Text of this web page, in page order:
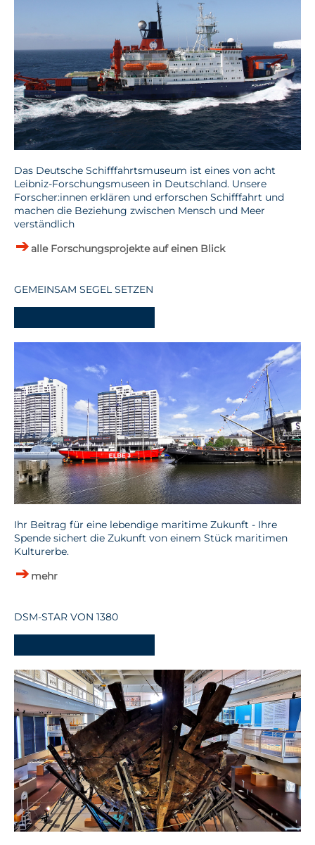
Das Deutsche Schifffahrtsmuseum ist eines von acht
Leibniz-Forschungsmuseen in Deutschland. Unsere
Forscher:innen erklären und erforschen Schifffahrt und
machen die Beziehung zwischen Mensch und Meer
verständlich
alle Forschungsprojekte auf einen Blick
GEMEINSAM SEGEL SETZEN
Ihr Beitrag für eine lebendige maritime Zukunft - Ihre
Spende sichert die Zukunft von einem Stück maritimen
Kulturerbe.
mehr
DSM-STAR VON 1380